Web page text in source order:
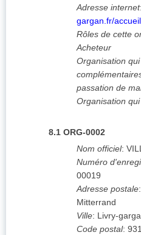
Adresse internet:
gargan.fr/
Rôles de cette
Acheteur
Organisation
passation de
Organisation
8.1 ORG-0002
Nom officiel:
Numéro
00019
Adresse postale:
Mitterrand
Ville: Livry-
Code postal: